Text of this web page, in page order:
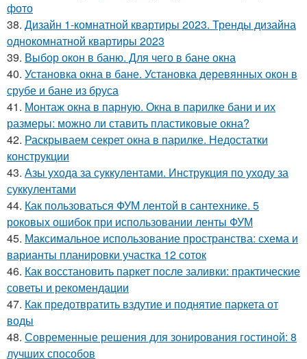
фото
38. Дизайн 1-комнатной квартиры 2023. Тренды дизайна
однокомнатной квартиры 2023
39. Выбор окон в баню. Для чего в бане окна
40. Установка окна в бане. Установка деревянных окон в
срубе и бане из бруса
41. Монтаж окна в парную. Окна в парилке бани и их
размеры: можно ли ставить пластиковые окна?
42. Раскрываем секрет окна в парилке. Недостатки
конструкции
43. Азы ухода за суккулентами. Инструкция по уходу за
суккулентами
44. Как пользоваться ФУМ лентой в сантехнике. 5
роковых ошибок при использовании ленты ФУМ
45. Максимальное использование пространства: схема и
варианты планировки участка 12 соток
46. Как восстановить паркет после заливки: практические
советы и рекомендации
47. Как предотвратить вздутие и поднятие паркета от
воды
48. Современные решения для зонирования гостиной: 8
лучших способов